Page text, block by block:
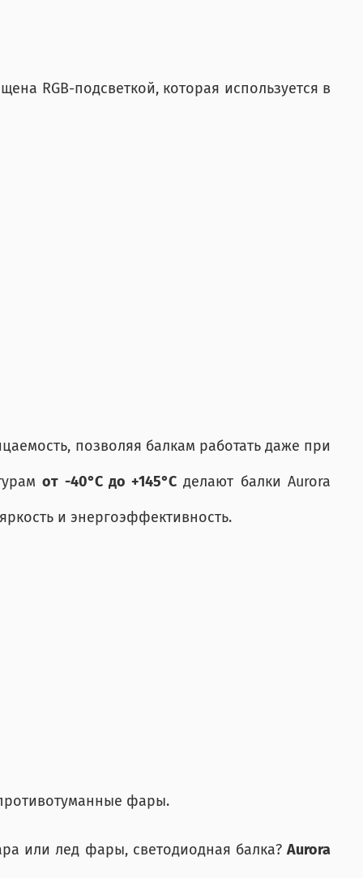
RGB-подсветкой, которая используется в
позволяя балкам работать даже при
от -40°C до +145°C делают балки Aurora
и энергоэффективность.
фары.
или лед фары, светодиодная балка? Aurora